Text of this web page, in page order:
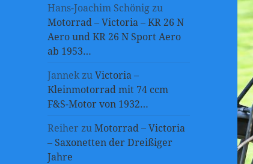
Hans-Joachim Schönigzu
Motorrad – Victoria – KR 26 N
Aero und KR 26 N Sport Aero
ab 1953…
JannekzuVictoria –
Kleinmotorrad mit 74 ccm
F&S-Motor von 1932…
Reiher zuMotorrad – Victoria
– Saxonetten der Dreißiger
Jahre